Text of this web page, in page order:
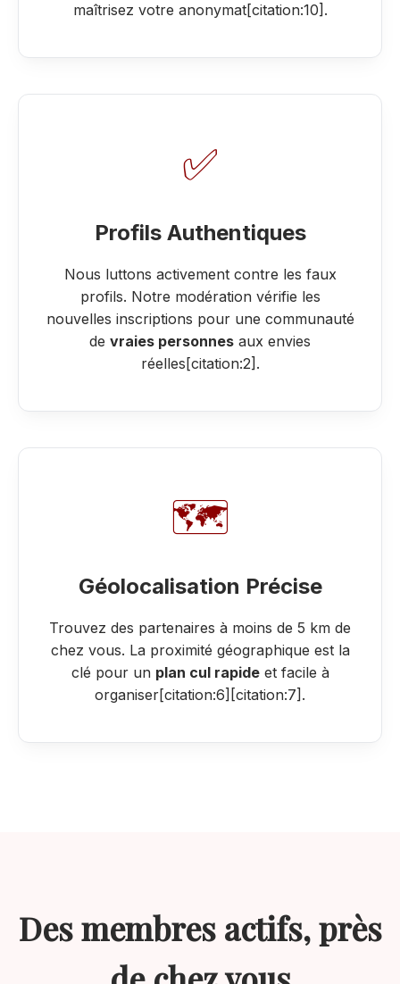
maîtrisez votre anonymat[citation:10].
✅
Profils Authentiques
Nous luttons activement contre les faux
profils. Notre modération vérifie les
nouvelles inscriptions pour une communauté
de vraies personnes aux envies
réelles[citation:2].
🗺️
Géolocalisation Précise
Trouvez des partenaires à moins de 5 km de
chez vous. La proximité géographique est la
clé pour un plan cul rapideet facile à
organiser[citation:6][citation:7].
Des membres actifs, près